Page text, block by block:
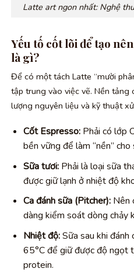
Latte art ngon nhất: Nghệ
Yếu tố cốt lõi để tạo
là gì?
Để có một tách Latte “mười
tập trung vào việc vẽ. Nền tảng
lượng nguyên liệu và kỹ thuật
Cốt Espresso:Phải có lớp
bền vững để làm “nền” cho
Sữa tươi:Phải là loại sữa
được giữ lạnh ở nhiệt độ
Ca đánh sữa (Pitcher):Nên
dàng kiểm soát dòng chảy
Nhiệt độ:Sữa sau khi đánh
65°C để giữ được độ ngọt
protein.